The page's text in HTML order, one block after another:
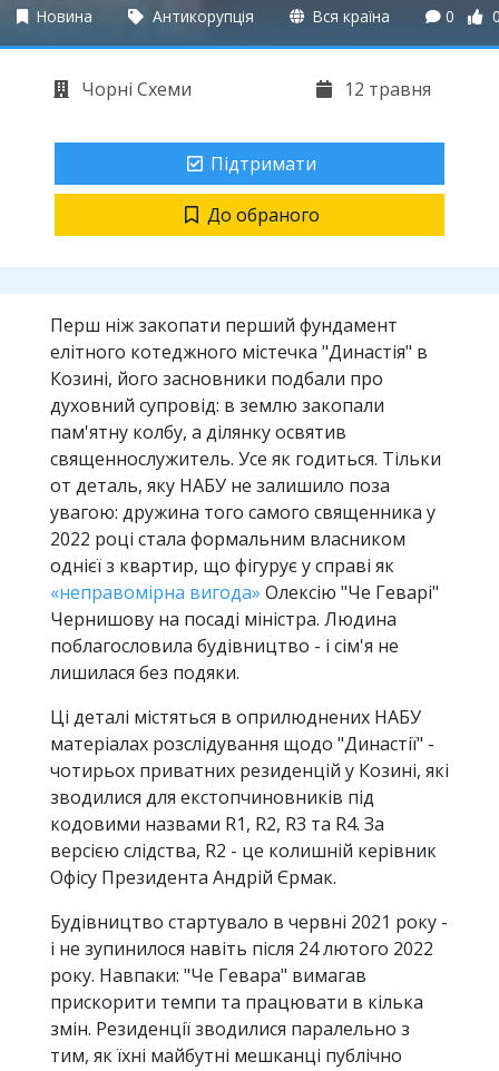
Новина Антикорупція Вся країна 0
Чорні Схеми 12 травня
Підтримати
До обраного
Перш ніж закопати перший фундамент
елітного котеджного містечка "Династія" в
Козині, його засновники подбали про
духовний супровід: в землю закопали
пам'ятну колбу, а ділянку освятив
священнослужитель. Усе як годиться. Тільки
от деталь, яку НАБУ не залишило поза
увагою: дружина того самого священника у
2022 році стала формальним власником
однієї з квартир, що фігурує у справі як
«неправомірна вигода» Олексію "Че Геварі"
Чернишову на посаді міністра. Людина
поблагословила будівництво - і сім'я не
лишилася без подяки.
Ці деталі містяться в оприлюднених НАБУ
матеріалах розслідування щодо "Династії" -
чотирьох приватних резиденцій у Козині, які
зводилися для екстопчиновників під
кодовими назвами R1, R2, R3 та R4. За
версією слідства, R2 - це колишній керівник
Офісу Президента Андрій Єрмак.
Будівництво стартувало в червні 2021 року -
і не зупинилося навіть після 24 лютого 2022
року. Навпаки: "Че Гевара" вимагав
прискорити темпи та працювати в кілька
змін. Резиденції зводилися паралельно з
тим, як їхні майбутні мешканці публічно